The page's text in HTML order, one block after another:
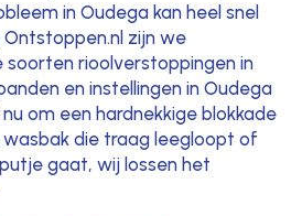
in Oudega kan heel snel
zijn we
soorten rioolverstoppingen in
en instellingen in Oudega
om een hardnekkige blokkade
die traag leegloopt of
gaat, wij lossen het